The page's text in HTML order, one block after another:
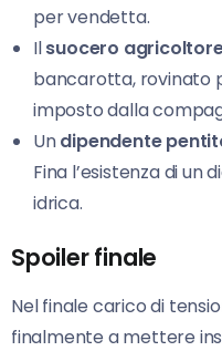
per vendetta.
Ilsuocero
bancarotta, rovinato
imposto dalla
Undipendente
Fina l’esistenza di un
idrica.
Spoiler finale
Nel finale carico di
finalmente a mettere